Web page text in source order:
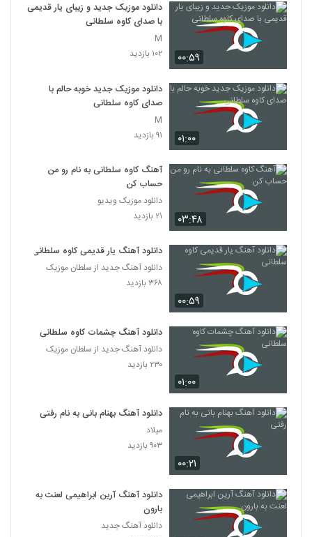
۰۰:۵۹
دانلود موزیک جدید و زیبای یار قدیمی
با صدای کاوه سلطانی
M
۱۰۲ بازدید
۰۱:۰۰
دانلود موزیک جدید خوبه حالم با
صدای کاوه سلطانی
M
۹۱ بازدید
۰۳:۴۸
آهنگ کاوه سلطانی به نام رو من
حساب کن
دانلود موزیک ویدیو
۲۱ بازدید
۰۰:۵۹
دانلود آهنگ یار قدیمی کاوه سلطانی
دانلود آهنگ جدید از سلطان موزیک
۳۶۸ بازدید
۰۱:۰۰
دانلود آهنگ چشمات کاوه سلطانی
دانلود آهنگ جدید از سلطان موزیک
۲۳۰ بازدید
۰۰:۲۱
دانلود آهنگ بهنام بانی به نام رفتی
میلاد
۹۰۳ بازدید
دانلود آهنگ آرین ابراهیمی لعنت به
بارون
دانلود آهنگ جدید